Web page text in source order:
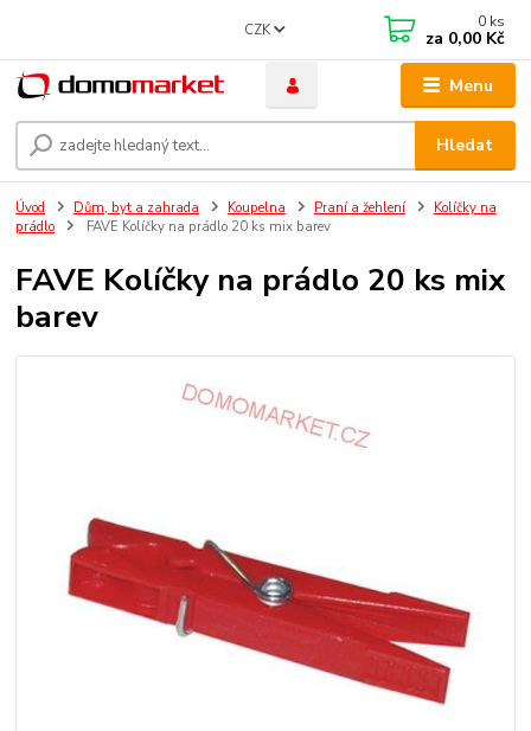
Menu
CZK
Hledat
0 ks
za 0,00 Kč
Úvod Dům, byt a zahrada Koupelna Praní a žehlení
Kolíčky na
prádlo
FAVE Kolíčky na prádlo 20 ks mix barev
FAVE Kolíčky na prádlo 20 ks mix
barev